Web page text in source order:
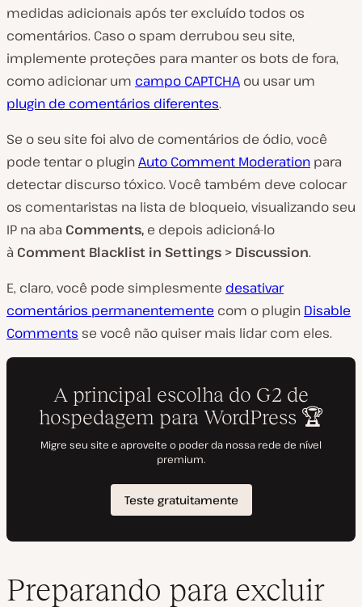
medidas adicionais após ter excluído todos os
comentários. Caso o spam derrubou seu site,
implemente proteções para manter os bots de fora,
como adicionar um campo CAPTCHA ou usar um
plugin de comentários diferentes.
Se o seu site foi alvo de comentários de ódio, você
pode tentar o pluginAuto Comment Moderation para
detectar discurso tóxico. Você também deve colocar
os comentaristas na lista de bloqueio, visualizando seu
IP na aba Comments, e depois adicioná-lo
à Comment Blacklist in Settings > Discussion.
E, claro, você pode simplesmente desativar
comentários permanentemente com o plugin Disable
Comments se você não quiser mais lidar com eles.
Preparando para excluir